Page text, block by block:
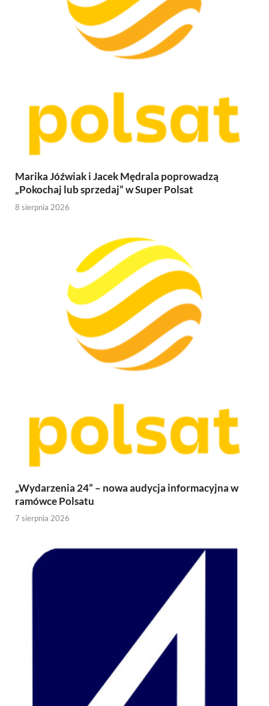
Marika Jóźwiak i Jacek Mędrala poprowadzą
„Pokochaj lub sprzedaj” w Super Polsat
8 sierpnia 2026
„Wydarzenia 24” – nowa audycja informacyjna w
ramówce Polsatu
7 sierpnia 2026